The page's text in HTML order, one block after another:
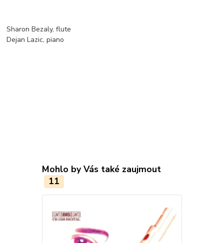
Sharon Bezaly, flute
Dejan Lazic, piano
Mohlo by Vás také zaujmout
11